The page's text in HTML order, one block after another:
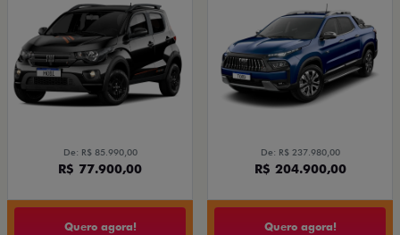
De: R$ 85.990,00
R$ 77.900,00
Quero agora!
De: R$ 237.980,00
R$ 204.900,00
Quero agora!